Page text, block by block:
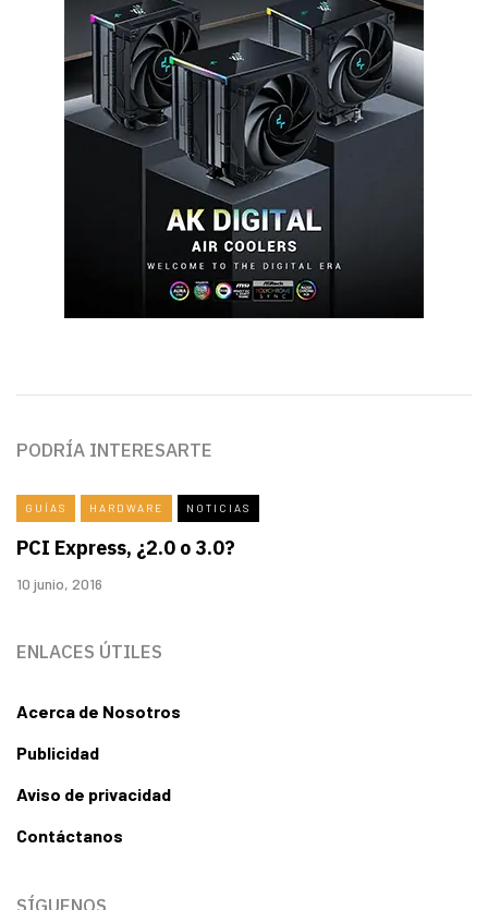
PODRÍA INTERESARTE
GUÍAS HARDWARE NOTICIAS
PCI Express, ¿2.0 o 3.0?
10 junio, 2016
ENLACES ÚTILES
Acerca de Nosotros
Publicidad
Aviso de privacidad
Contáctanos
SÍGUENOS